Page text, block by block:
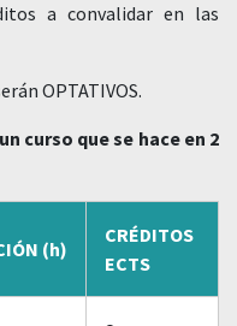
a convalidar en las
OPTATIVOS.
curso que se hace en 2
(h)
CRÉDITOS
ECTS